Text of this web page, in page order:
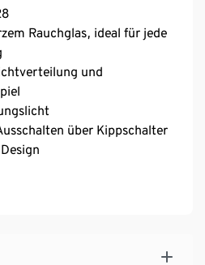
Rauchglas, ideal für jede
und
über Kippschalter
Wohnräume